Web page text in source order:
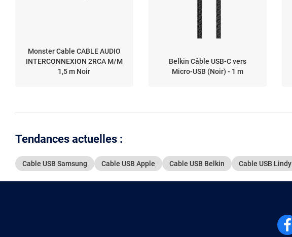
Monster Cable CABLE AUDIO
INTERCONNEXION 2RCA M/M
1,5 m Noir
Belkin Câble USB-C vers
Micro-USB (Noir) - 1 m
Tendances actuelles :
Cable USB Samsung Cable USB Apple Cable USB Belkin Cable USB Lindy